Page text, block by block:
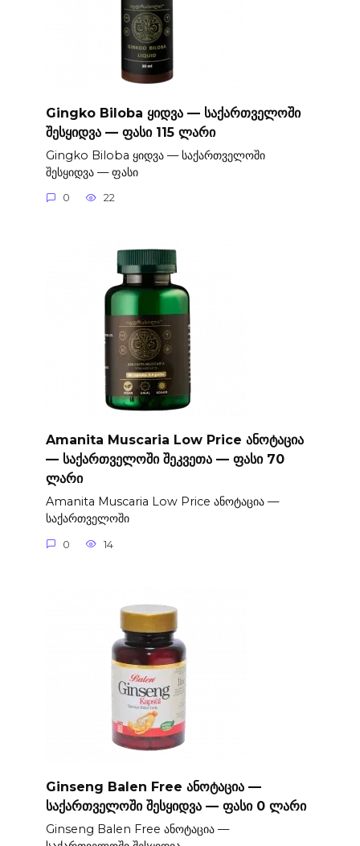
Gingko Biloba ყიდვა — საქართველოში
შესყიდვა — ფასი 115 ლარი
Gingko Biloba ყიდვა — საქართველოში
შესყიდვა — ფასი
0 22
Amanita Muscaria Low Price ანოტაცია
— საქართველოში შეკვეთა — ფასი 70
ლარი
Amanita Muscaria Low Price ანოტაცია —
საქართველოში
0 14
Ginseng Balen Free ანოტაცია —
საქართველოში შესყიდვა — ფასი 0 ლარი
Ginseng Balen Free ანოტაცია —